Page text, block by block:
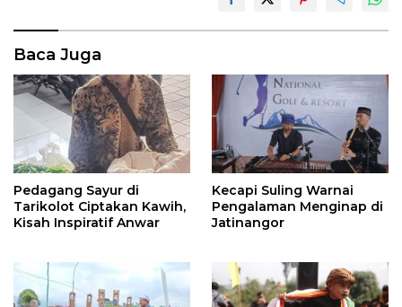
Baca Juga
Pedagang Sayur di
Tarikolot Ciptakan Kawih,
Kisah Inspiratif Anwar
Kecapi Suling Warnai
Pengalaman Menginap di
Jatinangor